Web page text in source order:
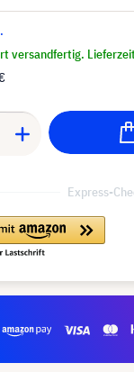
versandfertig.
Express-